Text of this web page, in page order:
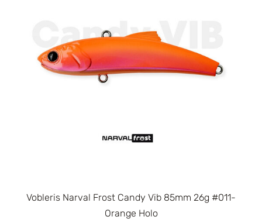
Vobleris Narval Frost Candy Vib 85mm 26g #011-
Orange Holo